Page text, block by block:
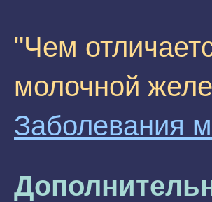
"Чем
молочной
Заболевания